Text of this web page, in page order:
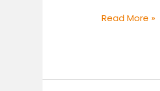
대
Read More »